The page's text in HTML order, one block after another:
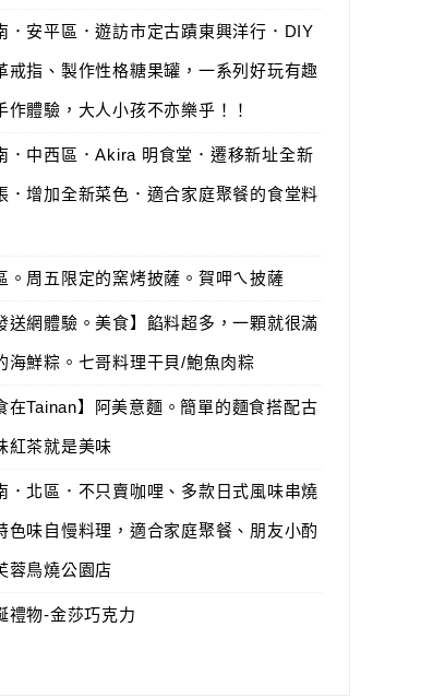
．安平區．遊訪市定古蹟東興洋行．DIY
戒指、製作性格糖果罐，一系列好玩有趣
作體驗，大人小孩不亦樂乎！！
．中西區．Akira 明食堂．遷移新址全新
．增加全新菜色．適合家庭聚餐的食堂料
。周五限定的窯烤披薩。賀呷ㄟ披薩
送網體驗。美食】餡料超多，一顆就很滿
海鮮粽。七哥料理干貝/鮑魚肉粽
在Tainan】阿美意麵。簡單的麵食搭配古
紅茶就是美味
．北區．不只賣咖哩、多款日式風味串燒
色味自慢料理，適合家庭聚餐、朋友小酌
蓉鳥燒公園店
禮物-金莎巧克力